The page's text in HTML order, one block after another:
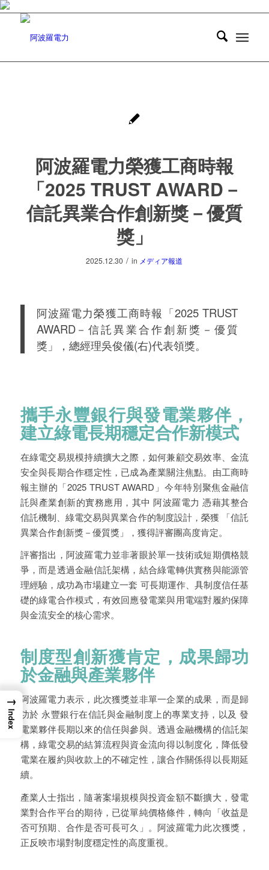
阿波羅電力榮獲工商時報
「2025 TRUST AWARD－
信託異業合作創新獎－優質
獎」
2025.12.30 / in メディア報道
阿波羅電力榮獲工商時報「2025 TRUST
AWARD－信託異業合作創新獎－優質
獎」，總經理吳俊儀(右)代表領獎。
攜手永豐銀行與發電業夥伴，
建立綠電長期穩定合作新模式
在綠電交易規模持續擴大之際，如何兼顧交易效率、金流
安全與長期合作穩定性，已成為產業關注焦點。由工商時
報主辦的「2025 TRUST AWARD」今年特別聚焦金融信
託與產業創新的實務應用，其中 阿波羅電力 憑藉其整合
信託機制、綠電交易與異業合作的制度設計，榮獲 「信託
異業合作創新獎－優質獎」，獲得評審團高度肯定。
評審指出，阿波羅電力並非著眼於單一技術或短期價格競
爭，而是透過金融信託架構，結合綠電轉供實務與能源管
理經驗，成功為市場建立一套 可長期運作、具制度信任基
礎的綠電合作模式，有效回應發電業與用電端對履約保障
與金流安全的核心需求。
制度型創新獲肯定，成果歸功
於金融與產業夥伴
阿波羅電力表示，此次獲獎並非單一企業的成果，而是歸
功於 永豐銀行在信託與金融制度上的專業支持，以及 發
電業夥伴長期以來的信任與參與。透過金融機構的信託架
構，綠電交易的結算流程與資金流向得以制度化，降低發
電業在履約與收款上的不確定性，讓合作關係得以長期延
續。
產業人士指出，隨著案場規模與投資金額不斷擴大，發電
業對合作平台的期待，已從單純價格條件，轉向「收益是
否可預期、合作是否可長可久」。阿波羅電力此次獲獎，
正反映市場對制度穩定性的高度重視。
→
Index